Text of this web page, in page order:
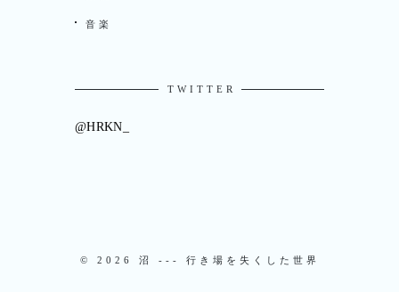
音楽
TWITTER
@HRKN_
© 2026 沼 --- 行き場を失くした世界